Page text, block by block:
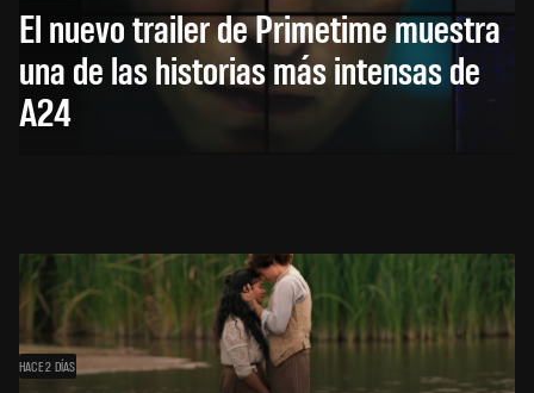
El nuevo trailer de Primetime muestra
una de las historias más intensas de
A24
HACE 2 DÍAS